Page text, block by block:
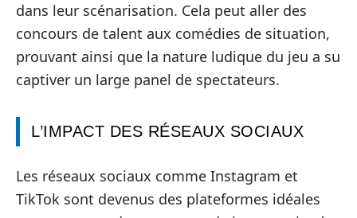
dans leur scénarisation. Cela peut aller des
concours de talent aux comédies de situation,
prouvant ainsi que la nature ludique du jeu a su
captiver un large panel de spectateurs.
L’IMPACT DES RÉSEAUX SOCIAUX
Les réseaux sociaux comme Instagram et
TikTok sont devenus des plateformes idéales